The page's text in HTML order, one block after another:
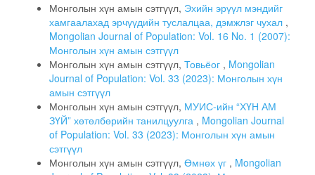
Монголын хүн амын сэтгүүл, Эхийн эрүүл мэндийг
хамгаалахад эрчүүдийн туслалцаа, дэмжлэг чухал ,
Mongolian Journal of Population: Vol. 16 No. 1 (2007):
Монголын хүн амын сэтгүүл
Монголын хүн амын сэтгүүл, Товьёог , Mongolian
Journal of Population: Vol. 33 (2023): Монголын хүн
амын сэтгүүл
Монголын хүн амын сэтгүүл, МУИС-ийн “ХҮН АМ
ЗҮЙ” хөтөлбөрийн танилцуулга , Mongolian Journal
of Population: Vol. 33 (2023): Монголын хүн амын
сэтгүүл
Монголын хүн амын сэтгүүл, Өмнөх үг , Mongolian